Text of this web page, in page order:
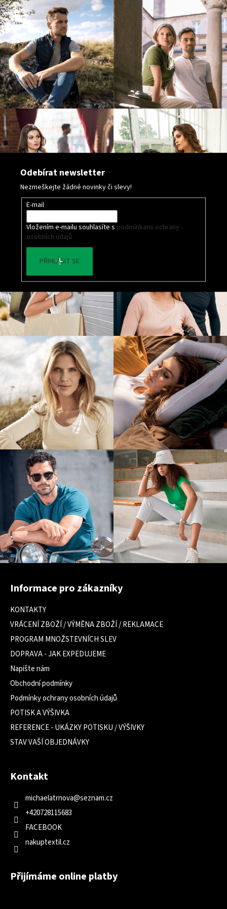
ý
p
i
s
u
Odebírat newsletter
Nezmeškejte žádné novinky či slevy!
E-mail
Vložením e-mailu souhlasíte s podmínkami ochrany
osobních údajů
PŘIHLÁSIT SE
Z
Informace pro zákazníky
KONTAKTY
VRÁCENÍ ZBOŽÍ / VÝMĚNA ZBOŽÍ / REKLAMACE
PROGRAM MNOŽSTEVNÍCH SLEV
DOPRAVA - JAK EXPEDUJEME
Napište nám
Obchodní podmínky
Podmínky ochrany osobních údajů
POTISK A VÝŠIVKA
REFERENCE - UKÁZKY POTISKU / VÝŠIVKY
STAV VAŠÍ OBJEDNÁVKY
Kontakt
michaelatrnova@seznam.cz
+420728115683
FACEBOOK
nakuptextil.cz
Přijímáme online platby